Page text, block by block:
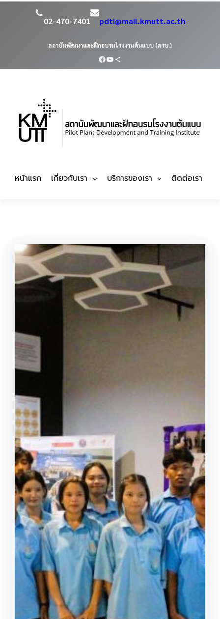
02-470-7401 pdti@mail.kmutt.ac.th
สถาบันพัฒนาและฝึกอบรมโรงงานต้นแบบ (สรบ.)
Facebook
YouTube
Share Icon
หน้าแรก เกี่ยวกับเรา บริการของเรา ติดต่อเรา